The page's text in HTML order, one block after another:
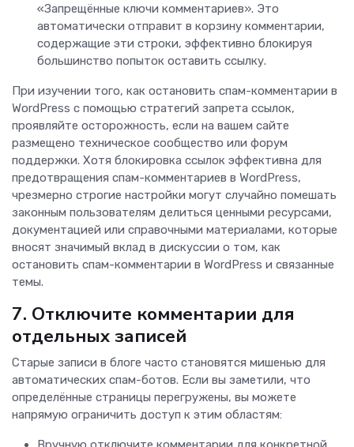
«Запрещённые ключи комментариев». Это
автоматически отправит в корзину комментарии,
содержащие эти строки, эффективно блокируя
большинство попыток оставить ссылку.
При изучении того, как остановить спам-комментарии в
WordPress с помощью стратегий запрета ссылок,
проявляйте осторожность, если на вашем сайте
размещено техническое сообщество или форум
поддержки. Хотя блокировка ссылок эффективна для
предотвращения спам-комментариев в WordPress,
чрезмерно строгие настройки могут случайно помешать
законным пользователям делиться ценными ресурсами,
документацией или справочными материалами, которые
вносят значимый вклад в дискуссии о том, как
остановить спам-комментарии в WordPress и связанные
темы.
7. Отключите комментарии для
отдельных записей
Старые записи в блоге часто становятся мишенью для
автоматических спам-ботов. Если вы заметили, что
определённые страницы перегружены, вы можете
напрямую ограничить доступ к этим областям: